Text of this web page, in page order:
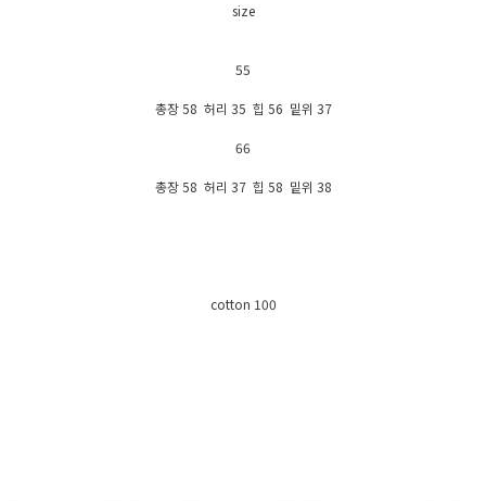
size
55
총장 58 허리 35 힙 56 밑위 37
66
총장 58 허리 37 힙 58 밑위 38
cotton 100